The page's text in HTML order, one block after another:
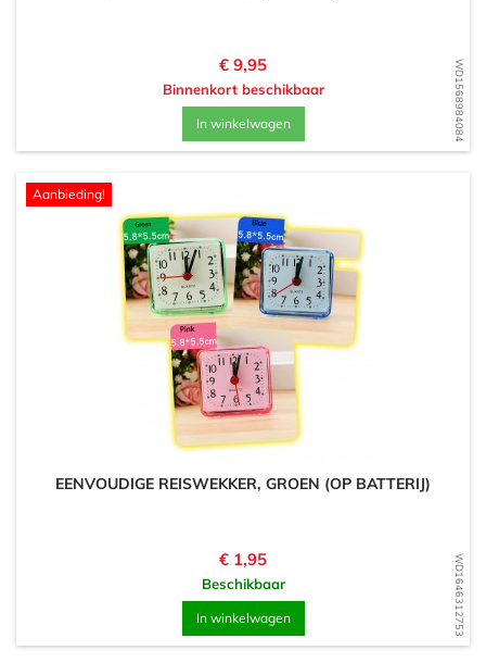
WD1568984084
Prijs
€ 9,95
Binnenkort beschikbaar
In winkelwagen
WD1646312753
Aanbieding!
EENVOUDIGE REISWEKKER, GROEN (OP BATTERIJ)
Prijs
€ 1,95
Beschikbaar
In winkelwagen